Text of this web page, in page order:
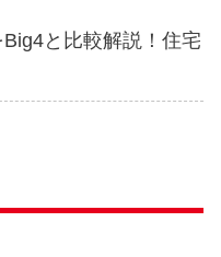
と比較解説！住宅